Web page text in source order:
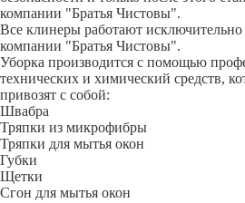
компании "Братья Чистовы".
Все клинеры работают
компании "Братья Чистовы".
Уборка производится с помощью
технических и химический средств,
привозят с собой:
Швабра
Тряпки из микрофибры
Тряпки для мытья окон
Губки
Щетки
Сгон для мытья окон